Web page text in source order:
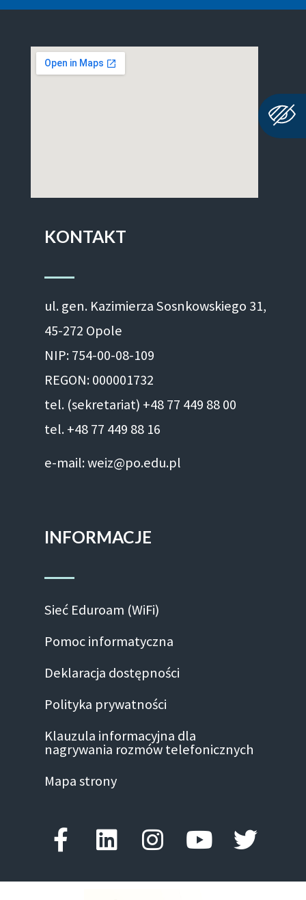
KONTAKT
ul. gen. Kazimierza Sosnkowskiego 31,
45-272 Opole
NIP: 754-00-08-109
REGON: 000001732
tel. (sekretariat) +48 77 449 88 00
tel. +48 77 449 88 16
e-mail: weiz@po.edu.pl
INFORMACJE
Sieć Eduroam (WiFi)
Pomoc informatyczna
Deklaracja dostępności
Polityka prywatności
Klauzula informacyjna dla
nagrywania rozmów telefonicznych
Mapa strony
Facebook-f
LinkedinInstagram
Youtube